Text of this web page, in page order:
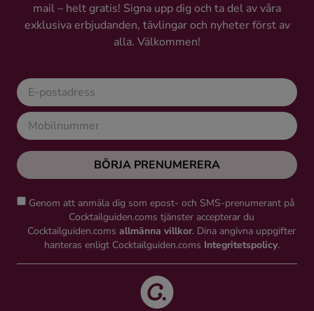
Ingredienser
mail – helt gratis! Signa upp dig och ta del av våra
exklusiva erbjudanden, tävlingar och nyheter först av
alla. Välkommen!
BÖRJA PRENUMERERA
Genom att anmäla dig som epost- och SMS-prenumerant på
Cocktailguiden.coms tjänster accepterar du
Cocktailguiden.coms allmänna villkor. Dina angivna uppgifter
hanteras enligt Cocktailguiden.coms Integritetspolicy.